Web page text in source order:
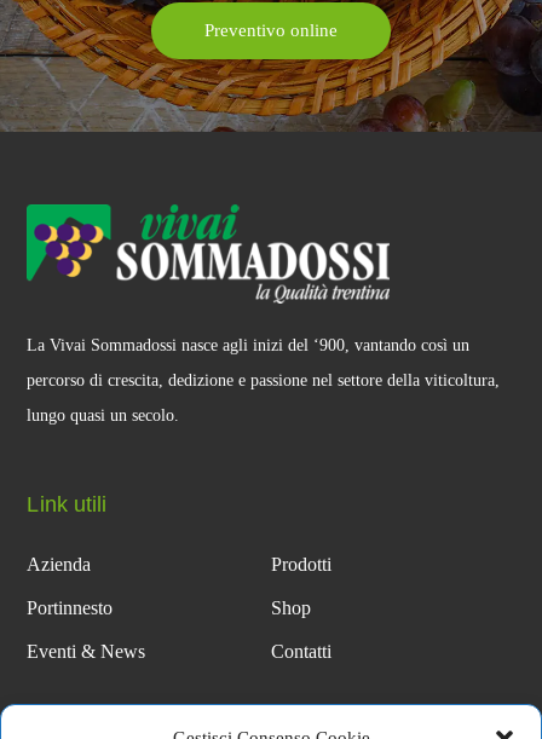
Preventivo online
La Vivai Sommadossi nasce agli inizi del ‘900, vantando così un
percorso di crescita, dedizione e passione nel settore della viticoltura,
lungo quasi un secolo.
Link utili
Azienda Prodotti
Portinnesto Shop
Eventi & News Contatti